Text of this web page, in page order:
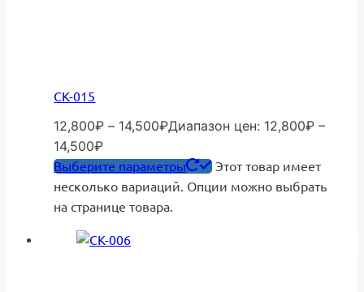
СК-015
12,800₽ – 14,500₽Диапазон цен: 12,800₽ –
14,500₽
Выберите параметры
Этот товар имеет
несколько вариаций. Опции можно выбрать
на странице товара.